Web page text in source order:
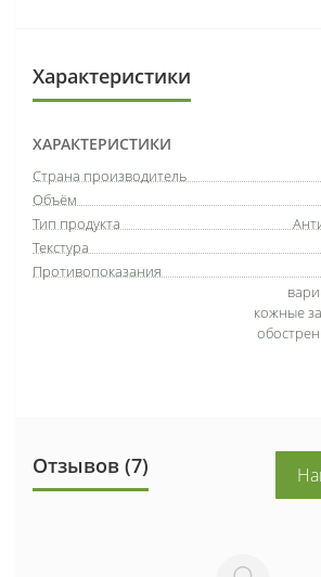
Характеристики
ХАРАКТЕРИСТИКИ
Страна производитель
Объём
Тип продукта
Текстура
Противопоказания
кожные
Отзывов (7)